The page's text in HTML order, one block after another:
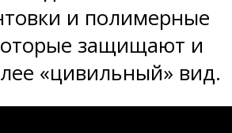
и полимерные
защищают и
«цивильный» вид.